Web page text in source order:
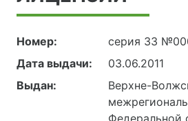
Номер:
серия 33
Дата выдачи:
03.06.2011
Выдан:
Верхне-